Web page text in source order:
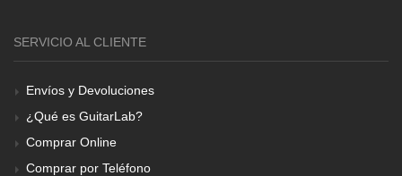
SERVICIO AL CLIENTE
Envíos y Devoluciones
¿Qué es GuitarLab?
Comprar Online
Comprar por Teléfono